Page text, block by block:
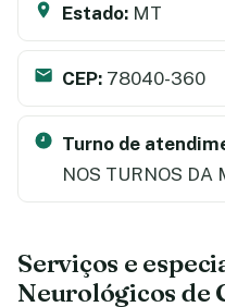
Estado: MT
CEP: 78040-360
Turno de
NOS TURNOS DA
Serviços e
Neurológicos de